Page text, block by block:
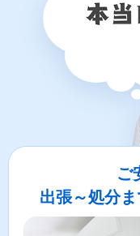
ご
出張～処分